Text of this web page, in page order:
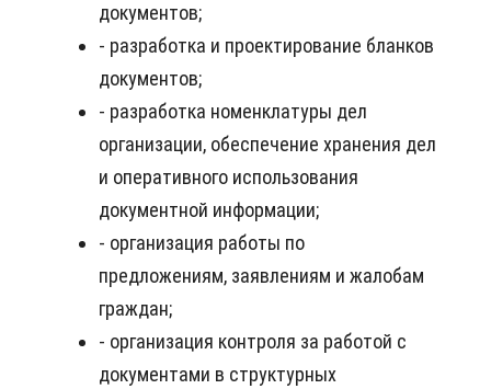
документов;
- разработка и проектирование бланков
документов;
- разработка номенклатуры дел
организации, обеспечение хранения дел
и оперативного использования
документной информации;
- организация работы по
предложениям, заявлениям и жалобам
граждан;
- организация контроля за работой с
документами в структурных